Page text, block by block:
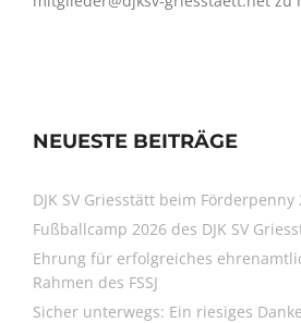
NEUESTE BEITRÄGE
DJK SV Griesstätt beim Förderpenny
Fußballcamp 2026 des DJK SV
Ehrung für erfolgreiches
Rahmen des FSSJ
Sicher unterwegs: Ein riesiges